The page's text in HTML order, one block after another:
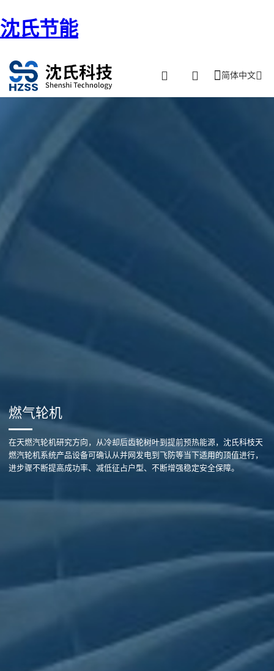
沈氏节能
简体中文
燃气轮机
在天燃汽轮机研究方向，从冷却后齿轮树叶到提前预热能源，沈氏科枝天
燃汽轮机系统产品设备可确认从并网发电到飞防等当下适用的顶值进行，
进步骤不断提高成功率、减低征占户型、不断增强稳定安全保障。